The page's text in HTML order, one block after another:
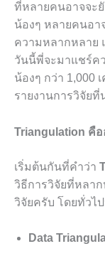
ที่หลายคนอาจจะยั
น้องๆ หลายคนอา
ความหลากหลาย
วันนี้พี่จะมาแชร์ค
น้องๆ กว่า 1,000
รายงานการวิจัยที่
Triangulation คือ
เริ่มต้นกันที่คำว่า
วิธีการวิจัยที่หลาก
วิจัยครับ โดยทั่วไ
Data